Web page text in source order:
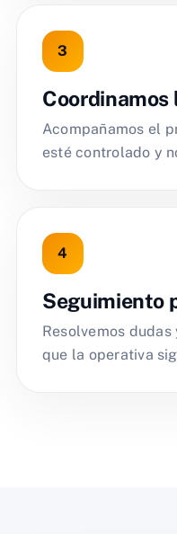
Coordinamos
Acompañamos el
esté controlado y
Seguimiento
Resolvemos
que la operativa